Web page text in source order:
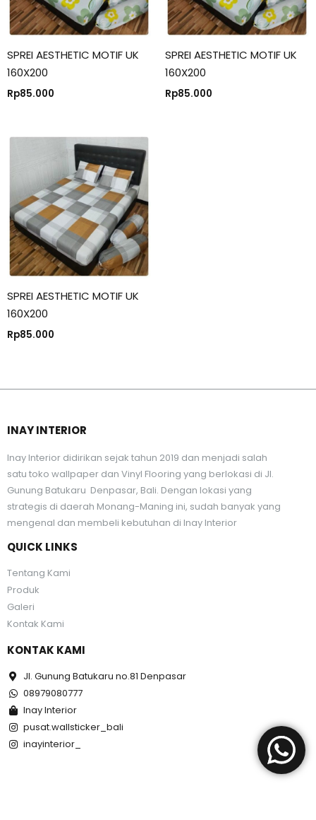
SPREI AESTHETIC MOTIF UK
160X200
Rp85.000
SPREI AESTHETIC MOTIF UK
160X200
Rp85.000
SPREI AESTHETIC MOTIF UK
160X200
Rp85.000
INAY INTERIOR
Inay Interior didirikan sejak tahun 2019 dan menjadi salah
satu toko wallpaper dan Vinyl Flooring yang berlokasi di Jl.
Gunung Batukaru Denpasar, Bali. Dengan lokasi yang
strategis di daerah Monang-Maning ini, sudah banyak yang
mengenal dan membeli kebutuhan di Inay Interior
QUICK LINKS
Tentang Kami
Produk
Galeri
Kontak Kami
KONTAK KAMI
Jl. Gunung Batukaru no.81 Denpasar
08979080777
Inay Interior
pusat.wallsticker_bali
inayinterior_